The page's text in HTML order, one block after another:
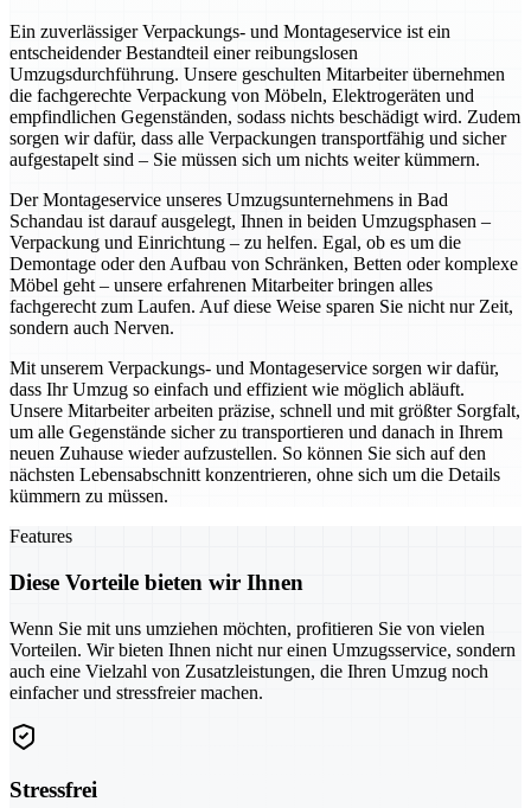
Ein zuverlässiger Verpackungs- und Montageservice ist ein
entscheidender Bestandteil einer reibungslosen
Umzugsdurchführung. Unsere geschulten Mitarbeiter übernehmen
die fachgerechte Verpackung von Möbeln, Elektrogeräten und
empfindlichen Gegenständen, sodass nichts beschädigt wird. Zudem
sorgen wir dafür, dass alle Verpackungen transportfähig und sicher
aufgestapelt sind – Sie müssen sich um nichts weiter kümmern.
Der Montageservice unseres Umzugsunternehmens in Bad
Schandau ist darauf ausgelegt, Ihnen in beiden Umzugsphasen –
Verpackung und Einrichtung – zu helfen. Egal, ob es um die
Demontage oder den Aufbau von Schränken, Betten oder komplexe
Möbel geht – unsere erfahrenen Mitarbeiter bringen alles
fachgerecht zum Laufen. Auf diese Weise sparen Sie nicht nur Zeit,
sondern auch Nerven.
Mit unserem Verpackungs- und Montageservice sorgen wir dafür,
dass Ihr Umzug so einfach und effizient wie möglich abläuft.
Unsere Mitarbeiter arbeiten präzise, schnell und mit größter Sorgfalt,
um alle Gegenstände sicher zu transportieren und danach in Ihrem
neuen Zuhause wieder aufzustellen. So können Sie sich auf den
nächsten Lebensabschnitt konzentrieren, ohne sich um die Details
kümmern zu müssen.
Features
Diese Vorteile bieten wir Ihnen
Wenn Sie mit uns umziehen möchten, profitieren Sie von vielen
Vorteilen. Wir bieten Ihnen nicht nur einen Umzugsservice, sondern
auch eine Vielzahl von Zusatzleistungen, die Ihren Umzug noch
einfacher und stressfreier machen.
Stressfrei